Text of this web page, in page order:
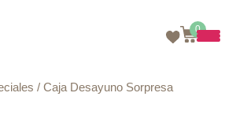
0
/ Caja Desayuno Sorpresa